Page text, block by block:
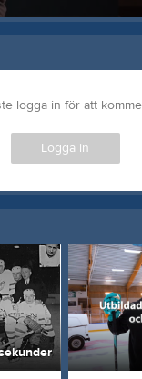
logga in för att
Logga in